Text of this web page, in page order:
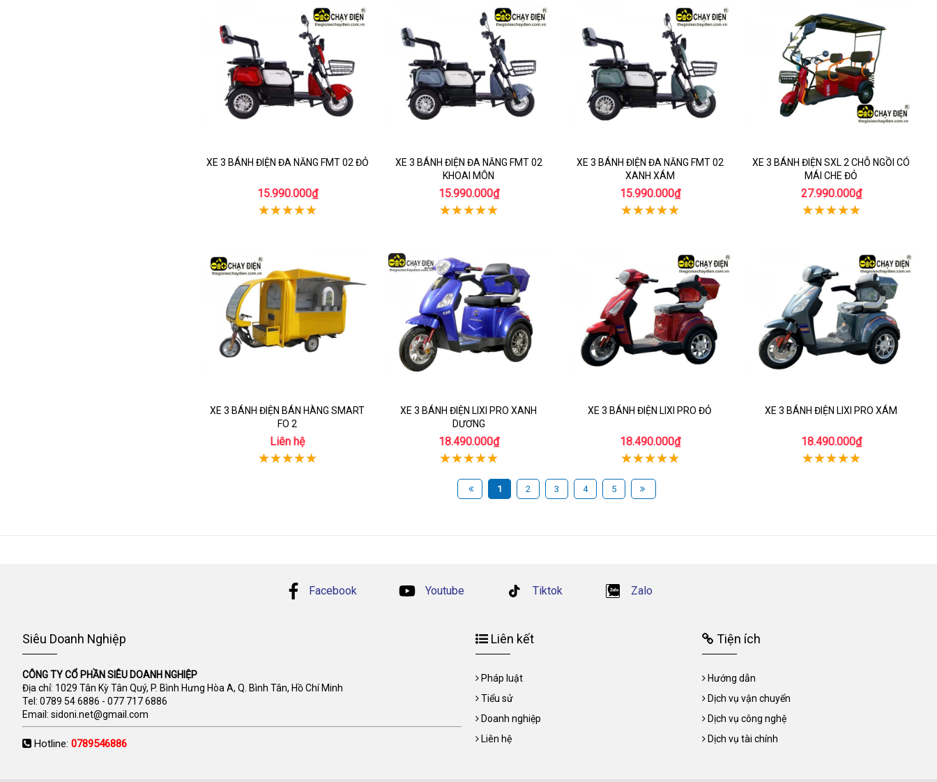
XE 3 BÁNH ĐIỆN ĐA NĂNG FMT 02 ĐỎ
15.990.000₫
XE 3 BÁNH ĐIỆN ĐA NĂNG FMT 02
KHOAI MÔN
15.990.000₫
XE 3 BÁNH ĐIỆN ĐA NĂNG FMT 02
XANH XÁM
15.990.000₫
XE 3 BÁNH ĐIỆN SXL 2 CHỖ NGỒI CÓ
MÁI CHE ĐỎ
27.990.000₫
XE 3 BÁNH ĐIỆN BÁN HÀNG SMART
FO 2
Liên hệ
XE 3 BÁNH ĐIỆN LIXI PRO XANH
DƯƠNG
18.490.000₫
XE 3 BÁNH ĐIỆN LIXI PRO ĐỎ
18.490.000₫
XE 3 BÁNH ĐIỆN LIXI PRO XÁM
18.490.000₫
1 2 3 4 5
Facebook Youtube Tiktok Zalo
Siêu Doanh Nghiệp
CÔNG TY CỔ PHẦN SIÊU DOANH NGHIỆP
Địa chỉ: 1029 Tân Kỳ Tân Quý, P. Bình Hưng Hòa A, Q. Bình Tân, Hồ Chí Minh
Tel: 0789 54 6886 - 077 717 6886
Email: sidoni.net@gmail.com
Hotline: 0789546886
Liên kết
Pháp luật
Tiểu sử
Doanh nghiệp
Liên hệ
Tiện ích
Hướng dẫn
Dịch vụ vận chuyển
Dịch vụ công nghệ
Dịch vụ tài chính